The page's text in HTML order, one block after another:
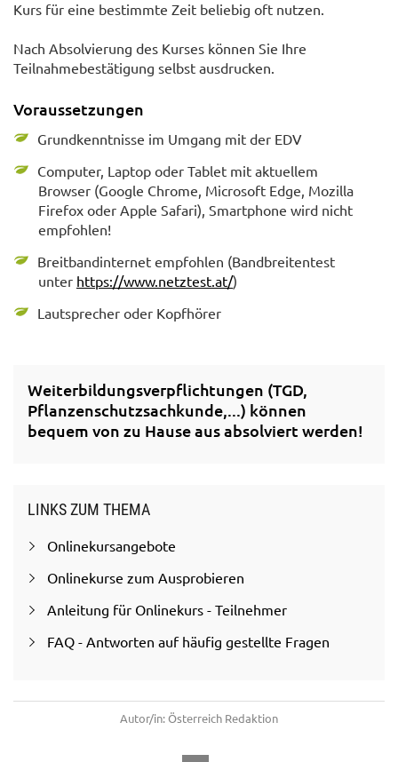
Kurs für eine bestimmte Zeit beliebig oft nutzen.
Nach Absolvierung des Kurses können Sie Ihre
Teilnahmebestätigung selbst ausdrucken.
Voraussetzungen
Grundkenntnisse im Umgang mit der EDV
Computer, Laptop oder Tablet mit aktuellem
Browser (Google Chrome, Microsoft Edge, Mozilla
Firefox oder Apple Safari), Smartphone wird nicht
empfohlen!
Breitbandinternet empfohlen (Bandbreitentest
unter https://www.netztest.at/)
Lautsprecher oder Kopfhörer
Weiterbildungsverpflichtungen (TGD,
Pflanzenschutzsachkunde,...) können
bequem von zu Hause aus absolviert werden!
LINKS ZUM THEMA
Onlinekursangebote
Onlinekurse zum Ausprobieren
Anleitung für Onlinekurs - Teilnehmer
FAQ - Antworten auf häufig gestellte Fragen
Autor/in: Österreich Redaktion